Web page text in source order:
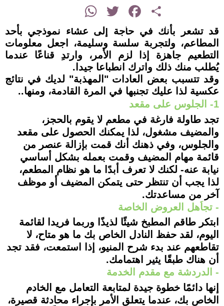
Share
Facebook
Twitter
WhatsApp
قد تشعر بأنك في حاجة إلى عشاء نموذجي بأحد
المطاعم، ولتجربة سلسة وسليمة، اجعل معلومات
التطعيم جاهزة إذا لزم الأمر، وارتدِ قناعًا عندما
يُطلب منك ذلك واترك انطباعا جيدا.
وقد تتسبب بعض العادات "المهذبة" لديك في نتائج
عكسية لذا عليك تجنبها في المرة القادمة، ومنها..
1- الجلوس على مقعد
تجد طاولة فارغة في مطعم لا يقوم بالحجز،
والمضيف مشغول، لذا يمكنك الحصول على مقعد
والجلوس، وفي ذهنك أنك قمت بإزالة عنصر من
قائمة مهام المضيف وقمت بعمله بشكل أساسي
نيابة عنه- لكنك لا تعرف أبدًا ما هو نظام المطعم،
لذا يجب أن تنتظر حتى يتمكن المضيف أو موظف
آخر من مساعدتك.
- تجاُهل العروض الخاصة
ابتكر طاقم المطبخ شيئًا لذيذًا وربما فريدا لقائمة
اليوم، لقد حفظ النادل الخاص بك ما هو متاح، لا
تقاطعهم عند بدء شرح المنيو، إذا استمعت، فقد تجد
أن هناك طبقًا يثير اهتمامك.
- الدردشة مع مقدم الخدمة
إنها دائمًا خطوة جيدة لمتابعة التعامل مع الخادم
الخاص بك، عندما يتعلق الأمر بإجراء محادثة قصيرة،